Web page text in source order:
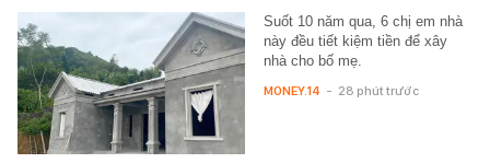
Suốt 10 năm qua, 6 chị em nhà
này đều tiết kiệm tiền để xây
nhà cho bố mẹ.
MONEY.14 - 28 phút trước